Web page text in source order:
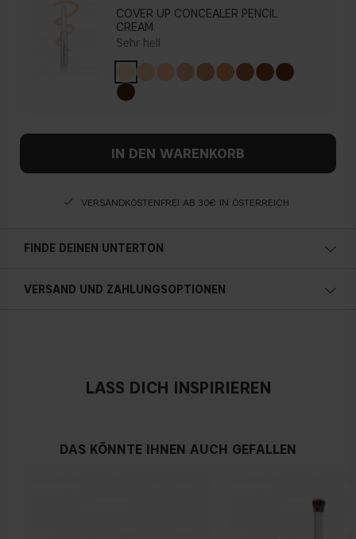
COVER UP CONCEALER PENCIL
CREAM
Sehr hell
IN DEN WARENKORB
VERSANDKOSTENFREI AB 30€ IN ÖSTERREICH
FINDE DEINEN UNTERTON
Blauer, rosa oder rötlicher teint
Kein offensichtlicher Blau-, Rosa- oder Gelbton
VERSAND UND ZAHLUNGSOPTIONEN
LASS DICH INSPIRIEREN
DAS KÖNNTE IHNEN AUCH GEFALLEN